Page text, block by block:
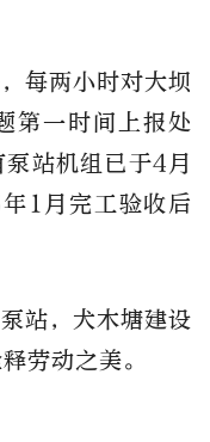
每两小时对大坝
第一时间上报处
站机组已于4月
1月完工验收后
站，犬木塘建设
劳动之美。